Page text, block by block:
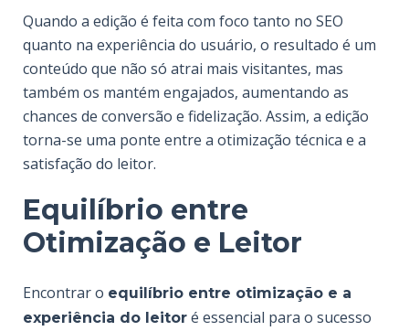
Quando a edição é feita com foco tanto no SEO
quanto na experiência do usuário, o resultado é um
conteúdo que não só atrai mais visitantes, mas
também os mantém engajados, aumentando as
chances de conversão e fidelização. Assim, a edição
torna-se uma ponte entre a otimização técnica e a
satisfação do leitor.
Equilíbrio entre
Otimização e Leitor
Encontrar o equilíbrio entre otimização e a
experiência do leitor é essencial para o sucesso